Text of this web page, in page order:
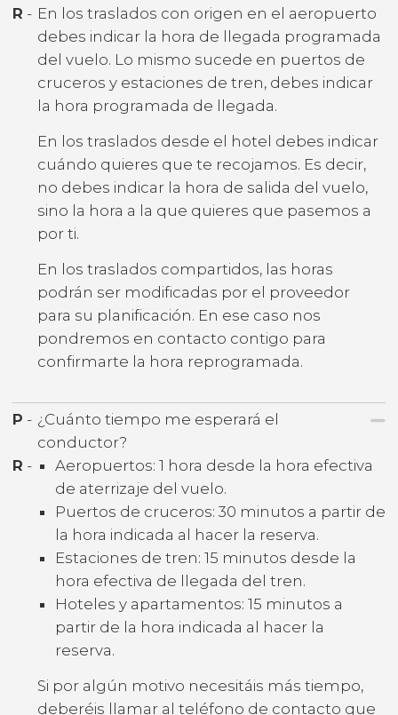
R - En los traslados con origen en el aeropuerto
debes indicar la hora de llegada programada
del vuelo. Lo mismo sucede en puertos de
cruceros y estaciones de tren, debes indicar
la hora programada de llegada.
En los traslados desde el hotel debes indicar
cuándo quieres que te recojamos. Es decir,
no debes indicar la hora de salida del vuelo,
sino la hora a la que quieres que pasemos a
por ti.
En los traslados compartidos, las horas
podrán ser modificadas por el proveedor
para su planificación. En ese caso nos
pondremos en contacto contigo para
confirmarte la hora reprogramada.
P - ¿Cuánto tiempo me esperará el
conductor?
R -
Aeropuertos: 1 hora desde la hora efectiva
de aterrizaje del vuelo.
Puertos de cruceros: 30 minutos a partir de
la hora indicada al hacer la reserva.
Estaciones de tren: 15 minutos desde la
hora efectiva de llegada del tren.
Hoteles y apartamentos: 15 minutos a
partir de la hora indicada al hacer la
reserva.
Si por algún motivo necesitáis más tiempo,
deberéis llamar al teléfono de contacto que